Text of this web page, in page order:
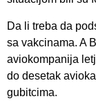
Da li treba da
sa vakcinama. A
aviokompanija
do desetak
gubitcima.